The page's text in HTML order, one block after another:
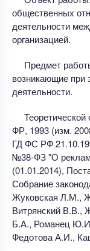
общественных
деятельности
организацией.
Предмет
возникающие при
деятельности.
ФР, 1993 (изм.
ГД ФС РФ
№38-ФЗ "О
(01.01.2014),
Собрание
Жуковская Л.М.,
Витрянский В.В.,
Б.А., Романец
Федотова А.И.,